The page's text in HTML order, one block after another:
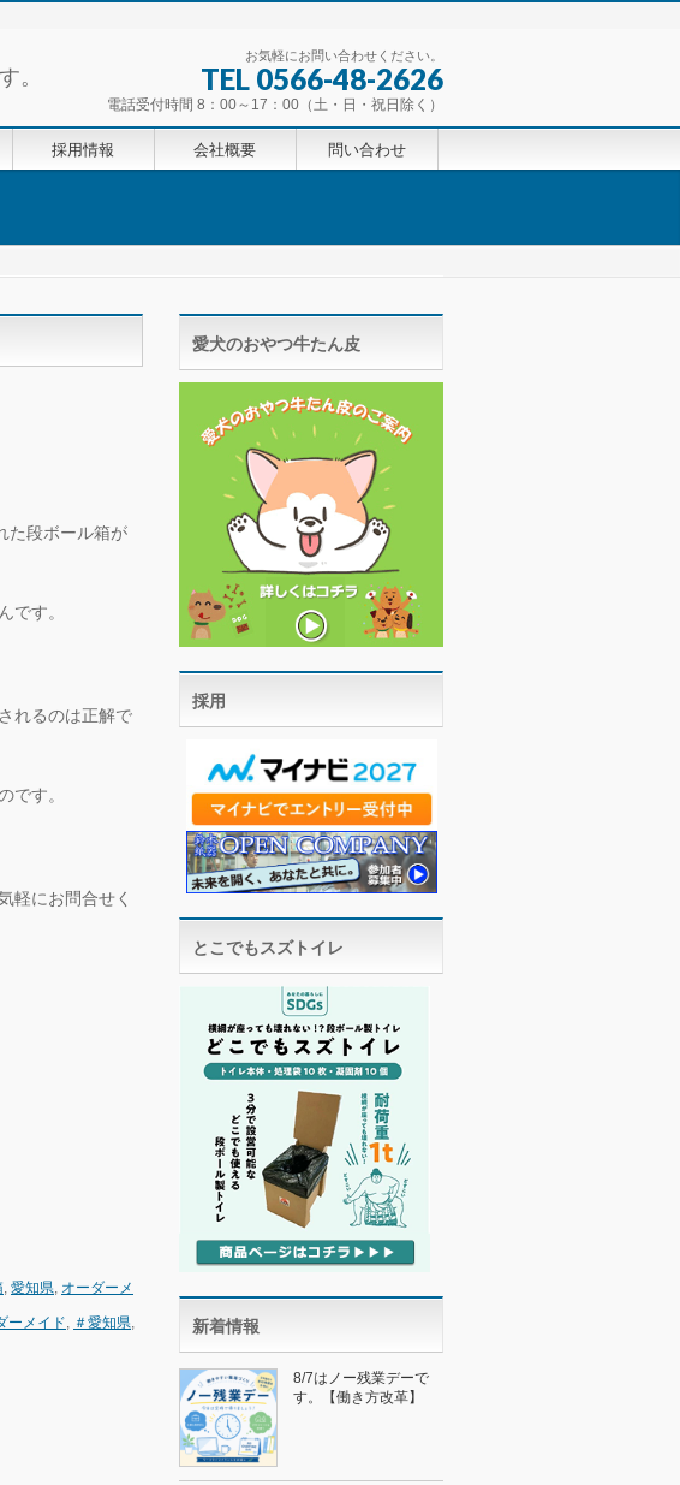
。
お気軽にお問い合わせください。
TEL 0566-48-2626
電話受付時間 8：00～17：00（土・日・祝日除く）
採用情報 会社概要 問い合わせ
た段ボール箱が
です。
れるのは正解で
です。
軽にお問合せく
, 愛知県, オーダーメ
ーメイド, ＃愛知県,
愛犬のおやつ牛たん皮
採用
とこでもスズトイレ
新着情報
8/7はノー残業デーで
す。【働き方改革】